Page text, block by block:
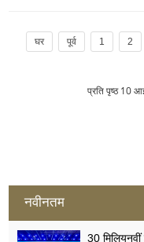
घर पूर्व 1 2
प्रति पृष्ठ 10
नवीनतम
30